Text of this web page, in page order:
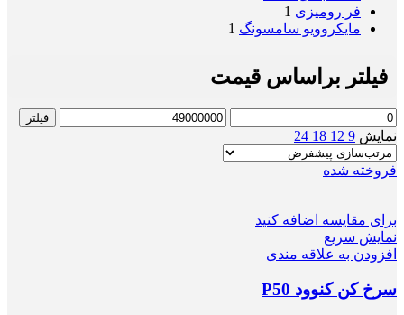
فر رومیزی 1
مایکروویو سامسونگ 1
فیلتر براساس قیمت
حداقل
قیمت
حداکثر
فیلتر
نمایش 9
12
18
24
فروخته شده
برای مقایسه اضافه کنید
نمایش سریع
افزودن به علاقه مندی
سرخ کن کنوود P50